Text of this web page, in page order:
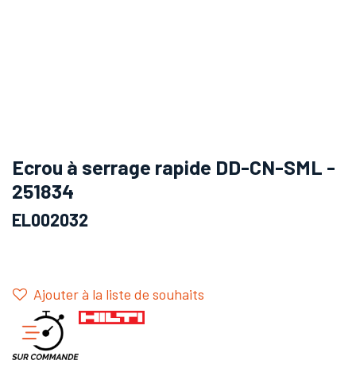
Ecrou à serrage rapide DD-CN-SML -
251834
EL002032
Ajouter à la liste de souhaits